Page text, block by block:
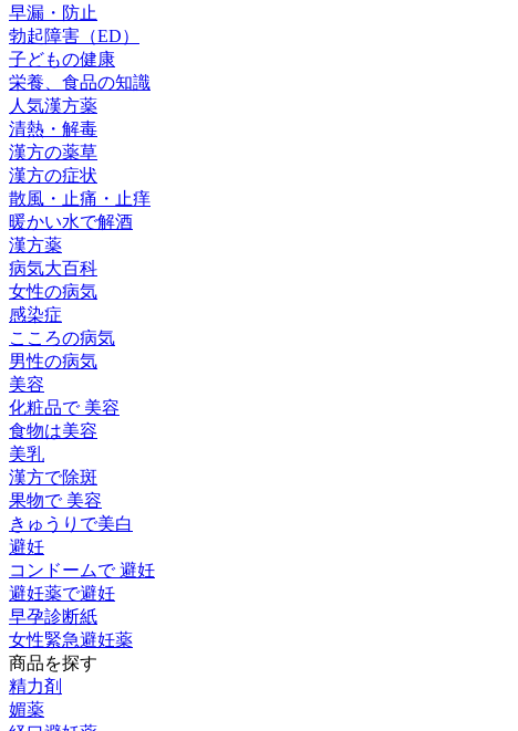
早漏・防止
勃起障害（ED）
子どもの健康
栄養、食品の知識
人気漢方薬
清熱・解毒
漢方の薬草
漢方の症状
散風・止痛・止痒
暖かい水で解酒
漢方薬
病気大百科
女性の病気
感染症
こころの病気
男性の病気
美容
化粧品で 美容
食物は美容
美乳
漢方で除斑
果物で 美容
きゅうりで美白
避妊
コンドームで 避妊
避妊薬で避妊
早孕診断紙
女性緊急避妊薬
商品を探す
精力剤
媚薬